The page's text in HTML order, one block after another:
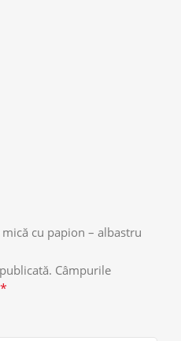
cu papion – albastru
Câmpurile
*